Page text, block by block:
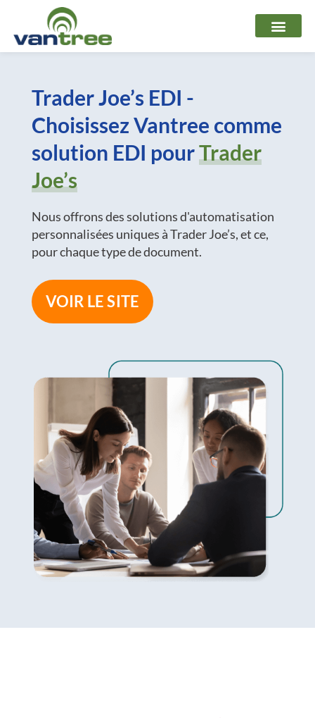
contenu
Trader Joe’s EDI -
Choisissez Vantree comme
solution EDI pourTrader
Joe’s
Nous offrons des solutions d'automatisation
personnalisées uniques à Trader Joe’s, et ce,
pour chaque type de document.
VOIR LE SITE